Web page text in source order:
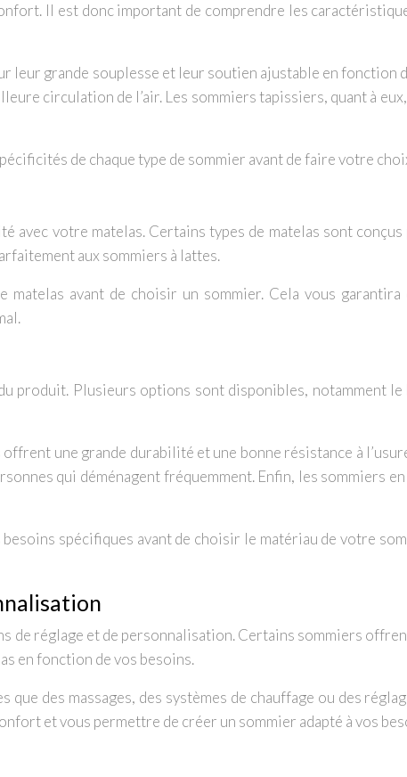
Il est donc important de comprendre les
leur grande souplesse et leur soutien ajustable en fonction
circulation de l’air. Les sommiers tapissiers, quant à
de chaque type de sommier avant de faire votre
avec votre matelas. Certains types de matelas sont
aux sommiers à lattes.
avant de choisir un sommier. Cela vous
Plusieurs options sont disponibles, notamment le
une grande durabilité et une bonne résistance à
qui déménagent fréquemment. Enfin, les sommiers
spécifiques avant de choisir le matériau de votre
de réglage et de personnalisation. Certains sommiers
en fonction de vos besoins.
des massages, des systèmes de chauffage ou des
et vous permettre de créer un sommier adapté à vos